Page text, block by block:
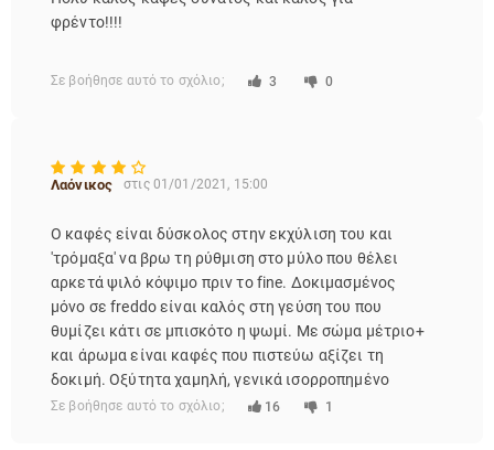
φρέντο!!!!
Σε βοήθησε αυτό το σχόλιο; 3 0
Λαόνικος στις 01/01/2021, 15:00
Ο καφές είναι δύσκολος στην εκχύλιση του και
'τρόμαξα' να βρω τη ρύθμιση στο μύλο που θέλει
αρκετά ψιλό κόψιμο πριν το fine. Δοκιμασμένος
μόνο σε freddo είναι καλός στη γεύση του που
θυμίζει κάτι σε μπισκότο η ψωμί. Με σώμα μέτριο+
και άρωμα είναι καφές που πιστεύω αξίζει τη
δοκιμή. Οξύτητα χαμηλή, γενικά ισορροπημένο
χαρμάνι.
Σε βοήθησε αυτό το σχόλιο; 16 1